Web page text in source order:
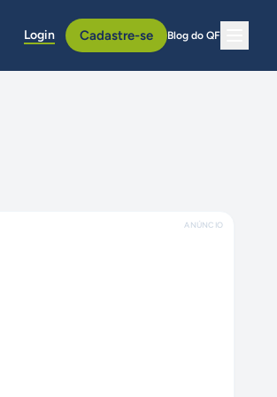
Login Cadastre-se Blog do QF
ANÚNCIO